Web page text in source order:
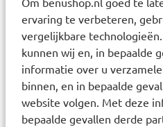
ervaring te verbeteren,
vergelijkbare
kunnen wij en, in bepaalde
informatie over u
binnen, en in bepaalde
website volgen. Met deze
bepaalde gevallen derde
Octocrylene - Zea Mays
Alcohol Denat. -
Synthetic Wax -
Acrylates/C10-30 Alkyl
Aluminum Hydroxide -
Methoxyphenyl Triazine -